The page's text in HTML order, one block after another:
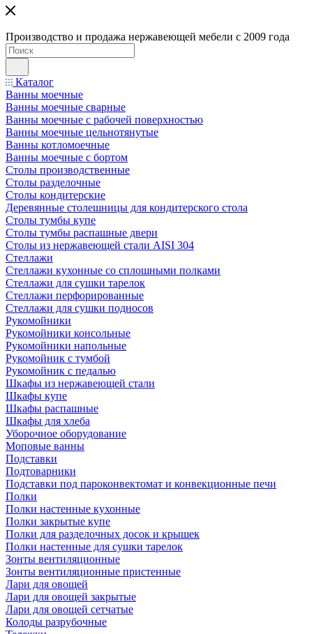
Производство и продажа нержавеющей мебели с 2009 года
Каталог
Ванны моечные
Ванны моечные сварные
Ванны моечные с рабочей поверхностью
Ванны моечные цельнотянутые
Ванны котломоечные
Ванны моечные с бортом
Столы производственные
Столы разделочные
Столы кондитерские
Деревянные столешницы для кондитерского стола
Столы тумбы купе
Столы тумбы распашные двери
Столы из нержавеющей стали AISI 304
Стеллажи
Стеллажи кухонные со сплошными полками
Стеллажи для сушки тарелок
Стеллажи перфорированные
Стеллажи для сушки подносов
Рукомойники
Рукомойники консольные
Рукомойники напольные
Рукомойник с тумбой
Рукомойник с педалью
Шкафы из нержавеющей стали
Шкафы купе
Шкафы распашные
Шкафы для хлеба
Уборочное оборудование
Моповые ванны
Подставки
Подтоварники
Подставки под пароконвектомат и конвекционные печи
Полки
Полки настенные кухонные
Полки закрытые купе
Полки для разделочных досок и крышек
Полки настенные для сушки тарелок
Зонты вентиляционные
Зонты вентиляционные пристенные
Лари для овощей
Лари для овощей закрытые
Лари для овощей сетчатые
Колоды разрубочные